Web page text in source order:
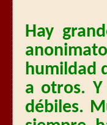
Hay
humildad
a otros.
débiles.